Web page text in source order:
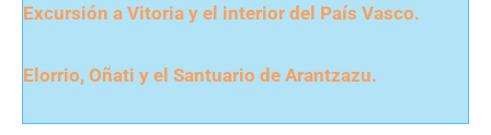
Excursión a Vitoria y el interior del País Vasco.
Elorrio, Oñati y el Santuario de Arantzazu.